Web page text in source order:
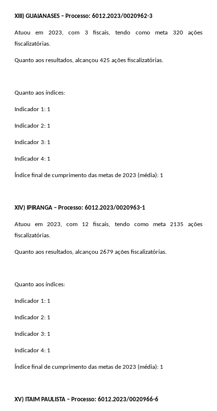
XIII ) GUAIANASES – Processo: 6012.2023/0020962-3
Atuou em 2023, com 3 fiscais, tendo como meta 320 ações
fiscalizatórias.
Quanto aos resultados, alcançou 425 ações fiscalizatórias.
Quanto aos índices:
Indicador 1: 1
Indicador 2: 1
Indicador 3: 1
Indicador 4: 1
Índice final de cumprimento das metas de 2023 (média): 1
XIV) IPIRANGA – Processo: 6012.2023/0020963-1
Atuou em 2023, com 12 fiscais, tendo como meta 2135 ações
fiscalizatórias.
Quanto aos resultados, alcançou 2679 ações fiscalizatórias.
Quanto aos índices:
Indicador 1: 1
Indicador 2: 1
Indicador 3: 1
Indicador 4: 1
Índice final de cumprimento das metas de 2023 (média): 1
XV) ITAIM PAULISTA – Processo: 6012.2023/0020966-6